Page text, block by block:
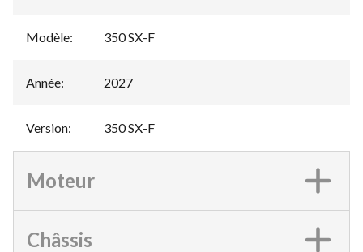
Modèle: 350 SX-F
Année: 2027
Version: 350 SX-F
Moteur
Châssis